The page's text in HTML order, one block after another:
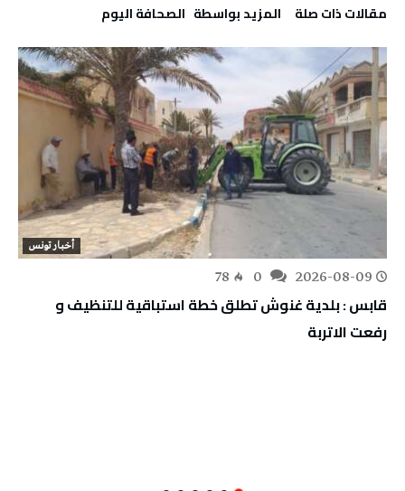
‫مقالات ذات صلة‬ ‫‫المزيد بواسطة‬ ‬ ‭ ‬الصحافة‭ ‬اليوم
أخبار تونس
2026-08-09
78
قابس : بلدية غنوش تطلق خطة استباقية للتنظيف و
رفعت الاتربة